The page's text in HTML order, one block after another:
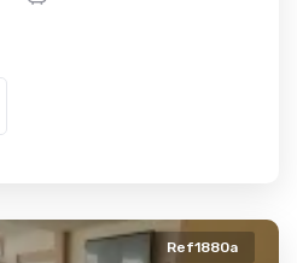
Ref1880a